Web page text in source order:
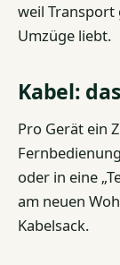
weil
Umzüge liebt.
Kabel:
Pro Gerät ein
oder in eine
am neuen
Kabelsack.